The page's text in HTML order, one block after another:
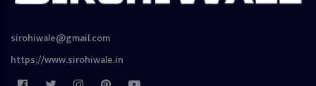
sirohiwale@gmail.com
https://www.sirohiwale.in